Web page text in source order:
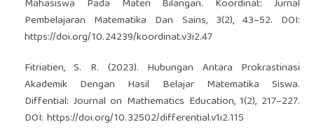
Mahasiswa Pada Materi Bilangan. Koordinat: Jurnal
Pembelajaran Matematika Dan Sains, 3(2), 43–52. DOI:
https://doi.org/10.24239/koordinat.v3i2.47
Fitriatien, S. R. (2023). Hubungan Antara Prokrastinasi
Akademik Dengan Hasil Belajar Matematika Siswa.
Diffential: Journal on Mathematics Education, 1(2), 217–227.
DOI: https://doi.org/10.32502/differential.v1i2.115